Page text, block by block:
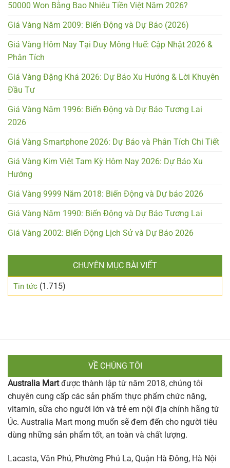
50000 Won Bằng Bao Nhiêu Tiền Việt Năm 2026?
Giá Vàng Năm 2009: Biến Động và Dự Báo (2026)
Giá Vàng Hôm Nay Tại Duy Mông Huế: Cập Nhật 2026 &
Phân Tích
Giá Vàng Đặng Khá 2026: Dự Báo Xu Hướng & Lời Khuyên
Đầu Tư
Giá Vàng Năm 1996: Biến Động và Dự Báo Tương Lai
2026
Giá Vàng Smartphone 2026: Dự Báo và Phân Tích Chi Tiết
Giá Vàng Kim Việt Tam Kỳ Hôm Nay 2026: Dự Báo Xu
Hướng
Giá Vàng 9999 Năm 2018: Biến Động và Dự báo 2026
Giá Vàng Năm 1990: Biến Động và Dự Báo Tương Lai
Giá Vàng 2002: Biến Động Lịch Sử và Dự Báo 2026
CHUYÊN MỤC BÀI VIẾT
Tin tức (1.715)
VỀ CHÚNG TÔI
Australia Martđược thành lập từ năm 2018, chúng tôi
chuyên cung cấp các sản phẩm thực phẩm chức năng,
vitamin, sữa cho người lớn và trẻ em nội địa chính hãng từ
Úc. Australia Mart mong muốn sẽ đem đến cho người tiêu
dùng những sản phẩm tốt, an toàn và chất lượng.
Lacasta, Văn Phú, Phường Phú La, Quận Hà Đông, Hà Nội